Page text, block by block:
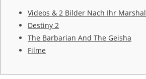
Videos & 2 Bilder Nach Ihr Marshal
Destiny 2
The Barbarian And The Geisha
Filme